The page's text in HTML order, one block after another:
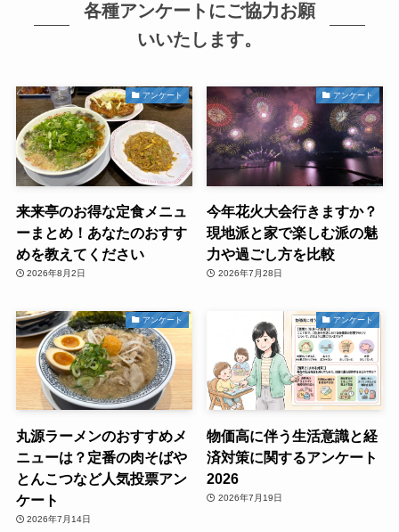
各種アンケートにご協力お願
いいたします。
アンケート
来来亭のお得な定食メニュ
ーまとめ！あなたのおすす
めを教えてください
2026年8月2日
アンケート
今年花火大会行きますか？
現地派と家で楽しむ派の魅
力や過ごし方を比較
2026年7月28日
アンケート
丸源ラーメンのおすすめメ
ニューは？定番の肉そばや
とんこつなど人気投票アン
ケート
2026年7月14日
アンケート
物価高に伴う生活意識と経
済対策に関するアンケート
2026
2026年7月19日